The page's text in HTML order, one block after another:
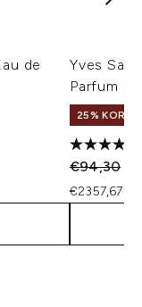
de
Yves
Parfum
25%
€94,30
€2357,67